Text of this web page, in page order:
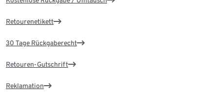
Retourenetikett
30 Tage Rückgaberecht
Retouren-Gutschrift
Reklamation